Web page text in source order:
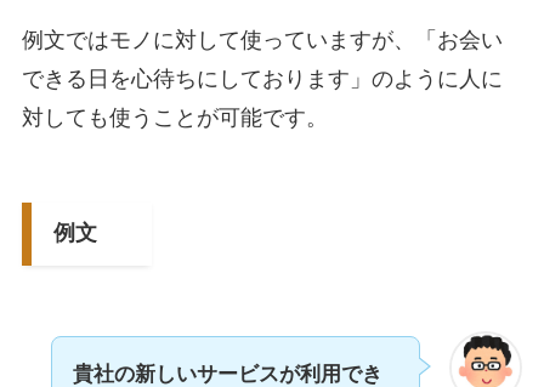
例文ではモノに対して使っていますが、「お会い
できる日を心待ちにしております」のように人に
対しても使うことが可能です。
例文
貴社の新しいサービスが利用でき